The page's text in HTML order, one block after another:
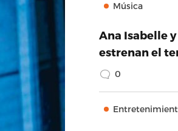
Música
Ana Isabelle
estrenan el
0